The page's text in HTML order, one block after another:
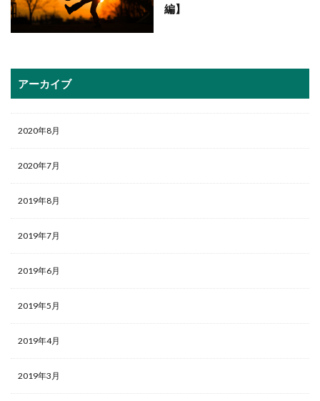
編】
アーカイブ
2020年8月
2020年7月
2019年8月
2019年7月
2019年6月
2019年5月
2019年4月
2019年3月